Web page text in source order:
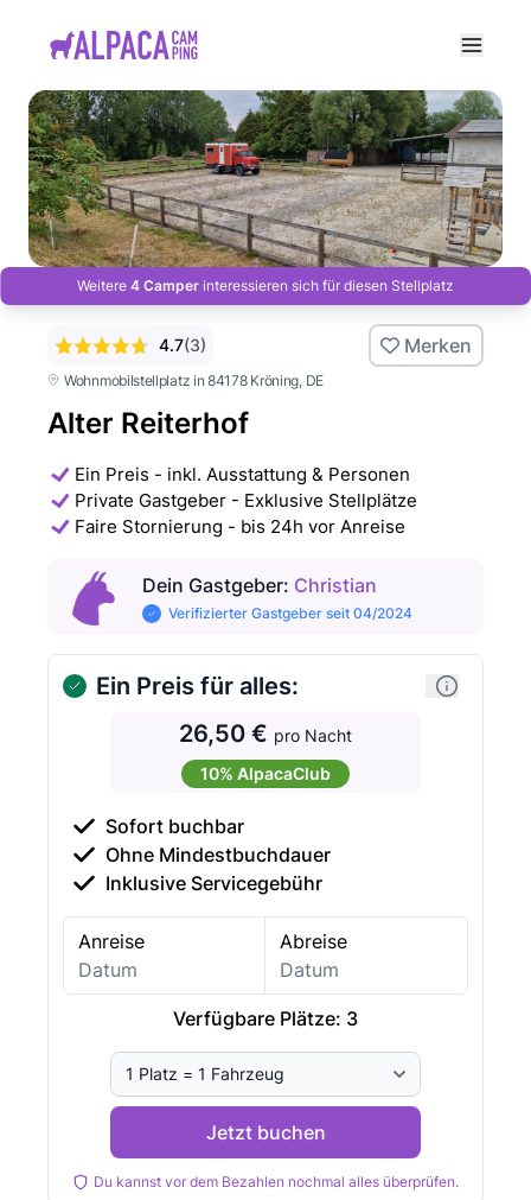
Weitere 4 Camper interessieren sich für diesen Stellplatz
Wohnmobilstellplatz in 84178 Kröning, DE
Alter Reiterhof
4.7(3) Merken
Ein Preis - inkl. Ausstattung & Personen
Private Gastgeber - Exklusive Stellplätze
Faire Stornierung - bis 24h vor Anreise
Dein Gastgeber: Christian
Verifizierter Gastgeber seit 04/2024
Ein Preis für alles:
26,50 € pro Nacht
10% AlpacaClub
Sofort buchbar
Ohne Mindestbuchdauer
Inklusive Servicegebühr
Anreise Abreise
Verfügbare Plätze: 3
Jetzt buchen
Du kannst vor dem Bezahlen nochmal alles überprüfen.